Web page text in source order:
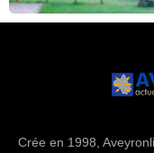
Crée en 1998,